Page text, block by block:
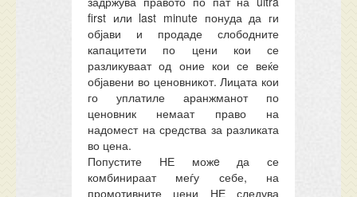
first или last minute понуда да ги
објави и продаде слободните
капацитети по цени кои се
разликуваат од оние кои се веќе
објавени во ценовникот. Лицата кои
го уплатиле аранжманот по
ценовник немаат право на
надомест на средства за разликата
во цена.
Попустите НЕ можe да се
комбинираат меѓу себе, на
промотивните цени НЕ следува